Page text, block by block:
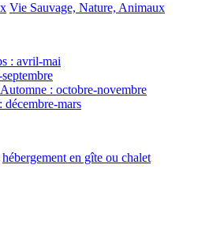
Vie Sauvage, Nature, Animaux
: avril-mai
Automne : octobre-novembre
décembre-mars
hébergement en gîte ou chalet